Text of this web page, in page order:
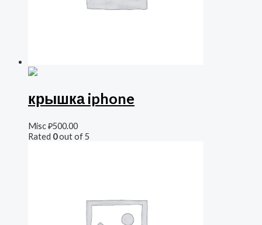
крышка iphone
Misc₽500.00
Rated 0out of 5